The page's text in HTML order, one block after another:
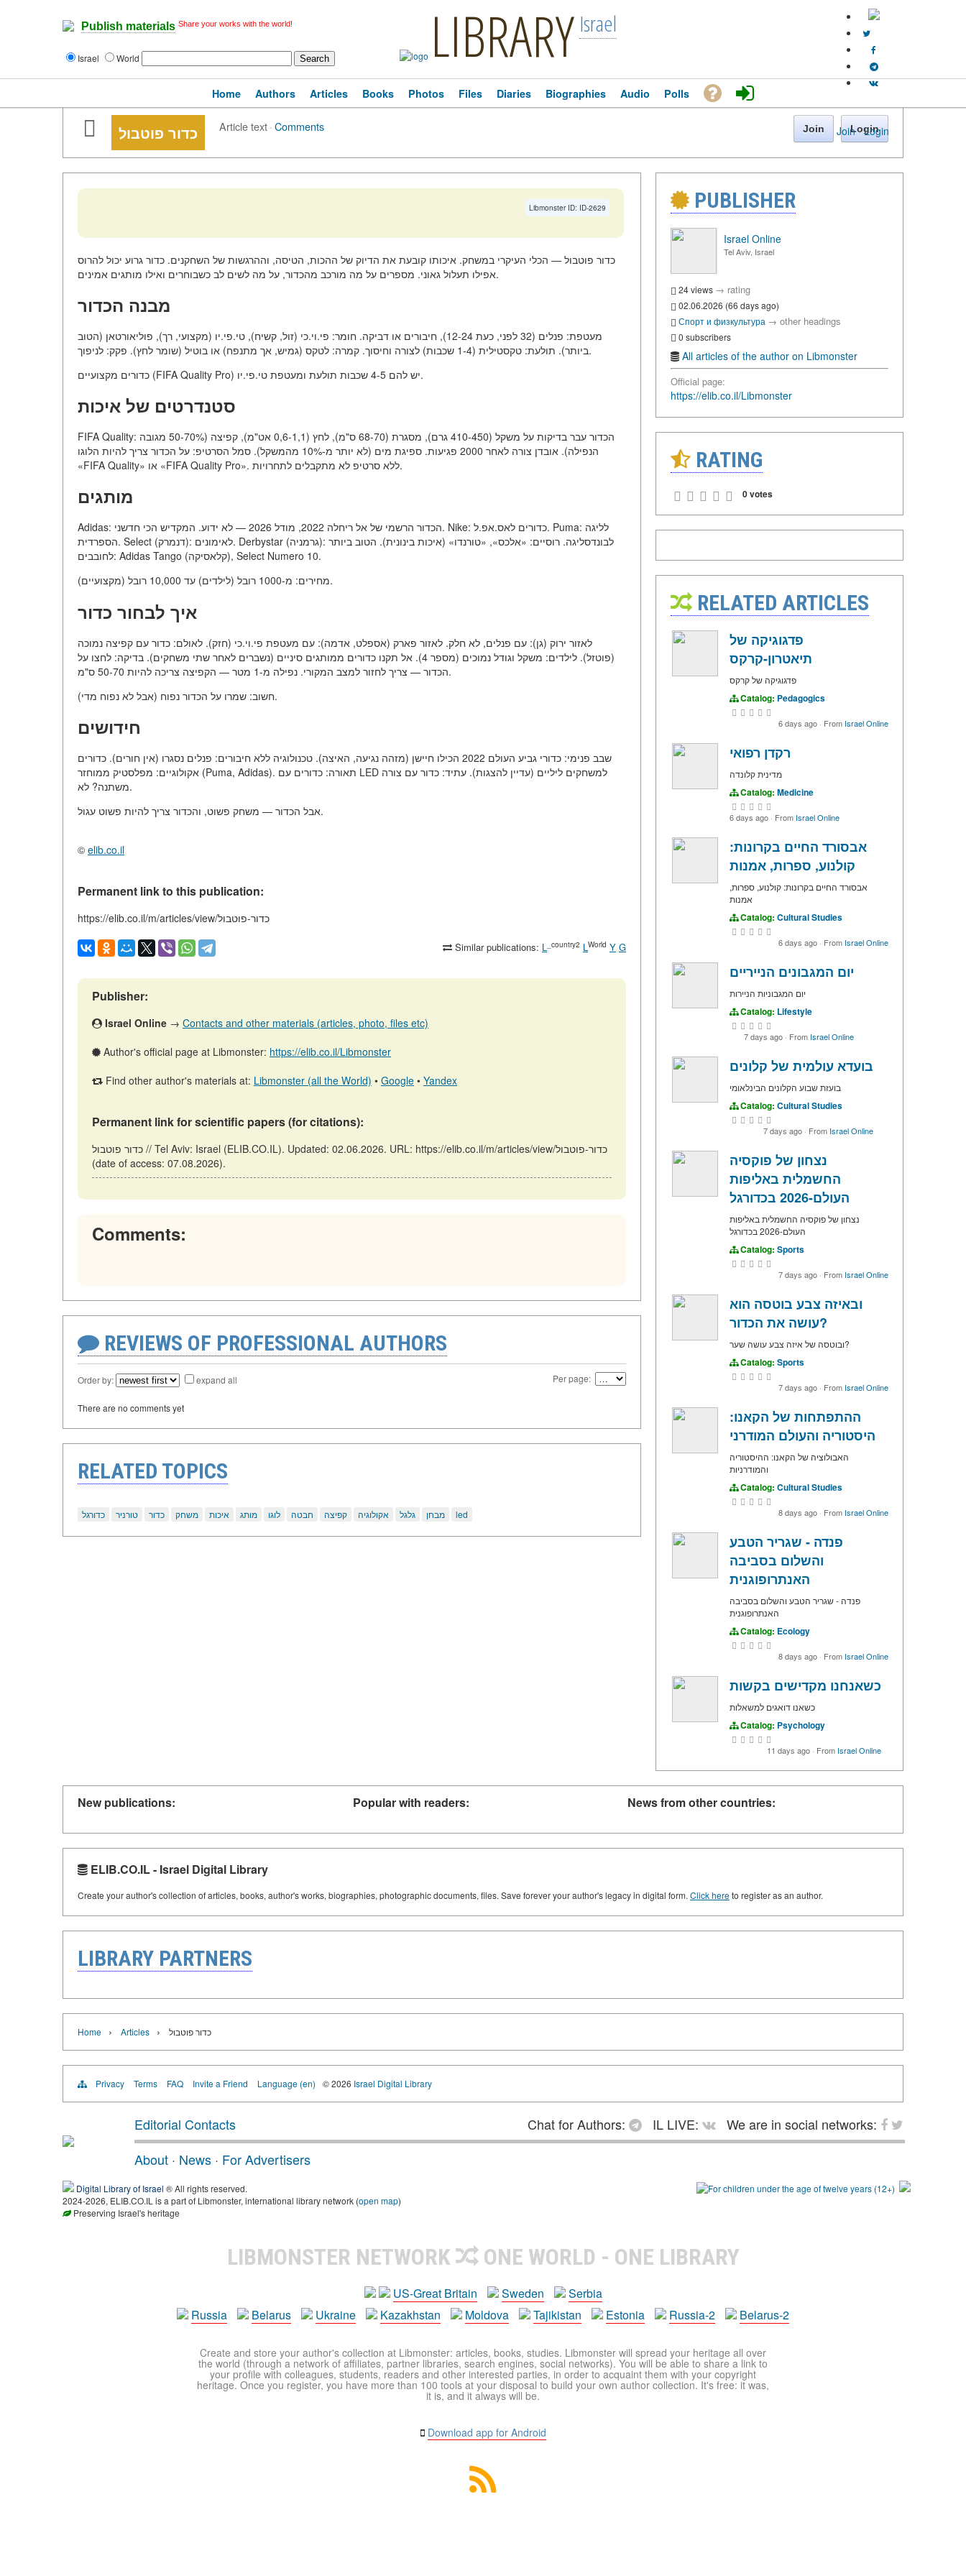
Publish materials Share your works with the world!
Israel World LIBRARY Israel
Join · Login
Home Authors Articles Books Photos Files Diaries Biographies Audio Polls
כדור פוטבול Article text·Comments Join Login
Libmonster ID: ID-2629
כדור פוטבול — הכלי העיקרי במשחק. איכותו קובעת את הדיוק של ההכות, הטיסה, וההרגשות של השחקנים. כדור גרוע יכול להרוס
אפילו תעלול גאוני. מספרים על מה מורכב מהכדור, על מה לשים לב כשבוחרים ואילו מותגים אמינים.
מבנה הכדור
מעטפת: פנלים (32 לפני, כעת 12-24), חיבורים או דביקה. חומר: פי.וי.כי (זול, קשיח), טי.פי.יו (מקצועי, רך), פוליאורטאן (הטוב
ביותר). תולעת: טקסטילית (1-4 שכבות) לצורה וחיסוך. קמרה: לטקס (גמיש, אך מתנפח) או בוטיל (שומר לחץ). פקק: לניפוך.
כדורים מקצועיים (FIFA Quality Pro) יש להם 4-5 שכבות תולעת ומעטפת טי.פי.יו.
סטנדרטים של איכות
FIFA Quality: הכדור עבר בדיקות על משקל (410-450 גרם), מסגרת (68-70 ס"מ), לחץ (0,6-1,1 אט"מ), קפיצה (50-70% מגובה
הנפילה). אובדן צורה לאחר 2000 פגיעות. ספיגת מים (לא יותר מ-10% מהמשקל). סמל הסרטיפ: על הכדור צריך להיות הלוגו
«FIFA Quality» או «FIFA Quality Pro». ללא סרטיפ לא מתקבלים לתחרויות.
מותגים
Adidas: הכדור הרשמי של אל ריחלה 2022, מודל 2026 — לא ידוע. המקדיש הכי חדשני. Nike: כדורים לאס.אפ.ל. Puma: לליגה
הספרדית. Select (דנמרק): לאימונים. Derbystar (גרמניה): לבונדסליגה. רוסיים: «אלכס», «טורנדו» (איכות בינונית). הטוב ביותר
לחובבים: Adidas Tango (קלאסיקה), Select Numero 10.
מחירים: מ-1000 רובל (לילדים) עד 10,000 רובל (מקצועיים).
איך לבחור כדור
לאזור ירוק (גן): עם פנלים, לא חלק. לאזור פארק (אספלט, אדמה): עם מעטפת פי.וי.כי (חזק). לאולם: כדור עם קפיצה נמוכה
(פוטזל). לילדים: משקל וגודל נמוכים (מספר 4). אל תקנו כדורים ממותגים סיניים (נשברים לאחר שתי משחקים). בדיקה: לחצו על
הכדור — צריך לחזור למצב המקורי. נפילה מ-1 מטר — הקפיצה צריכה להיות 50-70 ס"מ.
חשוב: שמרו על הכדור נפוח (אבל לא נפוח מדי).
חידושים
שבב פנימי: כדורי גביע העולם 2022 הכילו חיישן (מזהה נגיעה, האיצה). טכנולוגיה ללא חיבורים: פנלים נסגרו (אין חורים). כדורים
אקולוגיים: מפלסטיק ממוחזר (Puma, Adidas). תאורה: כדורים עם LED למשחקים ליליים (עדיין להצגות). עתיד: כדור עם צורה
משתנה? לא.
אבל הכדור — משחק פשוט, והכדור צריך להיות פשוט עגול.
© elib.co.il
Permanent link to this publication:
https://elib.co.il/m/articles/view/כדור-פוטבול
Similar publications: L _country2 LWorld Y G
Publisher:
Israel Online → Contacts and other materials (articles, photo, files etc)
Author's official page at Libmonster: https://elib.co.il/Libmonster
Find other author's materials at: Libmonster (all the World) • Google • Yandex
Permanent link for scientific papers (for citations):
כדור פוטבול // Tel Aviv: Israel (ELIB.CO.IL). Updated: 02.06.2026. URL: https://elib.co.il/m/articles/view/כדור-פוטבול
(date of access: 07.08.2026).
Comments:
REVIEWS OF PROFESSIONAL AUTHORS
Order by: expand all Per page:
There are no comments yet
RELATED TOPICS
כדורגל טורניר כדור משחק איכות מותג לוגו חבטה קפיצה אקולוגיה גלגל מבחן led
PUBLISHER
Israel Online
Tel Aviv, Israel
24 views → rating
02.06.2026 (66 days ago)
Спорт и физкультура → other headings
0 subscribers
All articles of the author on Libmonster
Official page:
https://elib.co.il/Libmonster
RATING
0 votes
RELATED ARTICLES
פדגוגיקה של
תיאטרון-קרקס
פדגוגיקה של קרקס
Catalog: Pedagogics
6 days ago · From Israel Online
רקדן רפואי
מדינית קלונדה
Catalog: Medicine
6 days ago · From Israel Online
אבסורד החיים בקרונות:
קולנוע, ספרות, אמנות
אבסורד החיים בקרונות: קולנוע, ספרות,
אמנות
Catalog: Cultural Studies
6 days ago · From Israel Online
יום המגבונים הנייריים
יום המגבוניות הניירות
Catalog: Lifestyle
7 days ago · From Israel Online
בועדא עולמית של קלונים
בועזת שבוע הקלונים הבינלאומי
Catalog: Cultural Studies
7 days ago · From Israel Online
נצחון של פוקסיה
החשמלית באליפות
העולם-2026 בכדורגל
נצחון של פוקסיה החשמלית באליפות
העולם-2026 בכדורגל
Catalog: Sports
7 days ago · From Israel Online
ובאיזה צבע בוטסה הוא
עושה את הכדור?
ובוטסה של איזה צבע עושה שער?
Catalog: Sports
7 days ago · From Israel Online
ההתפתחות של הקאנו:
היסטוריה והעולם המודרני
האבולוציה של הקאנו: ההיסטוריה
והמודרניות
Catalog: Cultural Studies
8 days ago · From Israel Online
פנדה - שגריר הטבע
והשלום בסביבה
האנתרופוגנית
פנדה - שגריר הטבע והשלום בסביבה
האנתרופוגנית
Catalog: Ecology
8 days ago · From Israel Online
כשאנחנו מקדישים בקשות
כשאנו דואגים למשאלות
Catalog: Psychology
11 days ago · From Israel Online
New publications: Popular with readers: News from other countries:
ELIB.CO.IL - Israel Digital Library
Create your author's collection of articles, books, author's works, biographies, photographic documents, files. Save forever your author's legacy in digital form.Click hereto register as an author.
LIBRARY PARTNERS
Home › Articles › כדור פוטבול
Privacy Terms FAQ Invite a Friend Language (en) © 2026 Israel Digital Library
Editorial Contacts Chat for Authors: IL LIVE:
We are in social networks:
About · News · For Advertisers
Digital Library of Israel ® All rights reserved.
2024-2026, ELIB.CO.IL is a part of Libmonster, international library network (open map)
Preserving Israel's heritage
LIBMONSTER NETWORK ONE WORLD - ONE LIBRARY
US-Great Britain Sweden
Serbia
Russia
Belarus Ukraine Kazakhstan Moldova Tajikistan Estonia Russia-2 Belarus-2
Create and store your author's collection at Libmonster: articles, books, studies. Libmonster will spread your heritage all over
the world (through a network of affiliates, partner libraries, search engines, social networks). You will be able to share a link to
your profile with colleagues, students, readers and other interested parties, in order to acquaint them with your copyright
heritage. Once you register, you have more than 100 tools at your disposal to build your own author collection. It's free: it was,
it is, and it always will be.
Download app for Android